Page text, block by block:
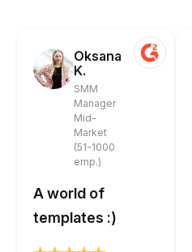
Oksana
K.
SMM
Manager
Mid-
Market
(51-1000
emp.)
A world of
templates :)